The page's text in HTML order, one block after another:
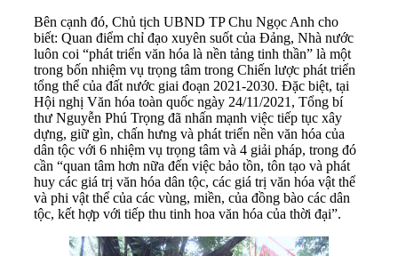
Bên cạnh đó, Chủ tịch UBND TP Chu Ngọc Anh cho
biết: Quan điểm chỉ đạo xuyên suốt của Đảng, Nhà nước
luôn coi “phát triển văn hóa là nền tảng tinh thần” là một
trong bốn nhiệm vụ trọng tâm trong Chiến lược phát triển
tổng thể của đất nước giai đoạn 2021-2030. Đặc biệt, tại
Hội nghị Văn hóa toàn quốc ngày 24/11/2021, Tổng bí
thư Nguyễn Phú Trọng đã nhấn mạnh việc tiếp tục xây
dựng, giữ gìn, chấn hưng và phát triển nền văn hóa của
dân tộc với 6 nhiệm vụ trọng tâm và 4 giải pháp, trong đó
cần “quan tâm hơn nữa đến việc bảo tồn, tôn tạo và phát
huy các giá trị văn hóa dân tộc, các giá trị văn hóa vật thể
và phi vật thể của các vùng, miền, của đồng bào các dân
tộc, kết hợp với tiếp thu tinh hoa văn hóa của thời đại”.